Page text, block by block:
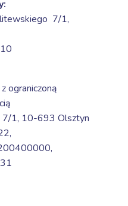
7/1,
ograniczoną
1, 10-693 Olsztyn